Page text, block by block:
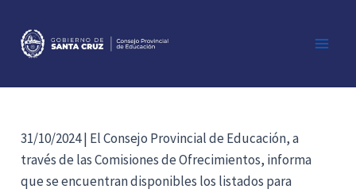
contenido
31/10/2024 | El Consejo Provincial de Educación, a
través de las Comisiones de Ofrecimientos, informa
que se encuentran disponibles los listados para